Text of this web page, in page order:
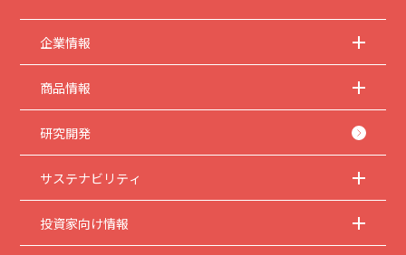
企業情報
商品情報
研究開発
サステナビリティ
投資家向け情報